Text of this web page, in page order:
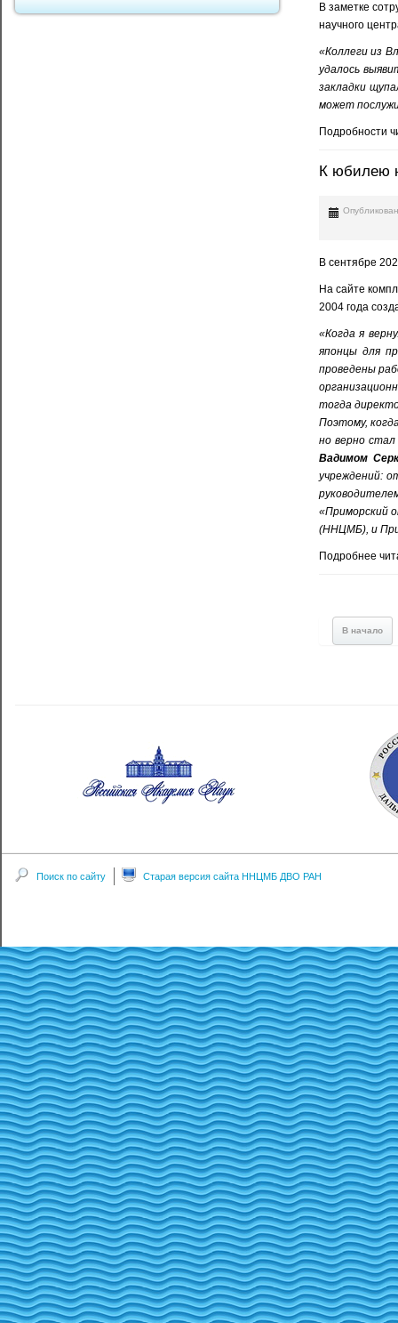
В заметке
научного
«Коллеги из
удалось
закладки
может
Подробности
К юбилею
В сентябре
На сайте
2004 года
«Когда я
японцы для
проведены
тогда
Поэтому,
но верно
Вадимом
учреждений:
«Приморский
(ННЦМБ), и
Подробнее
В начало
Поиск по сайту Старая версия сайта ННЦМБ ДВО РАН